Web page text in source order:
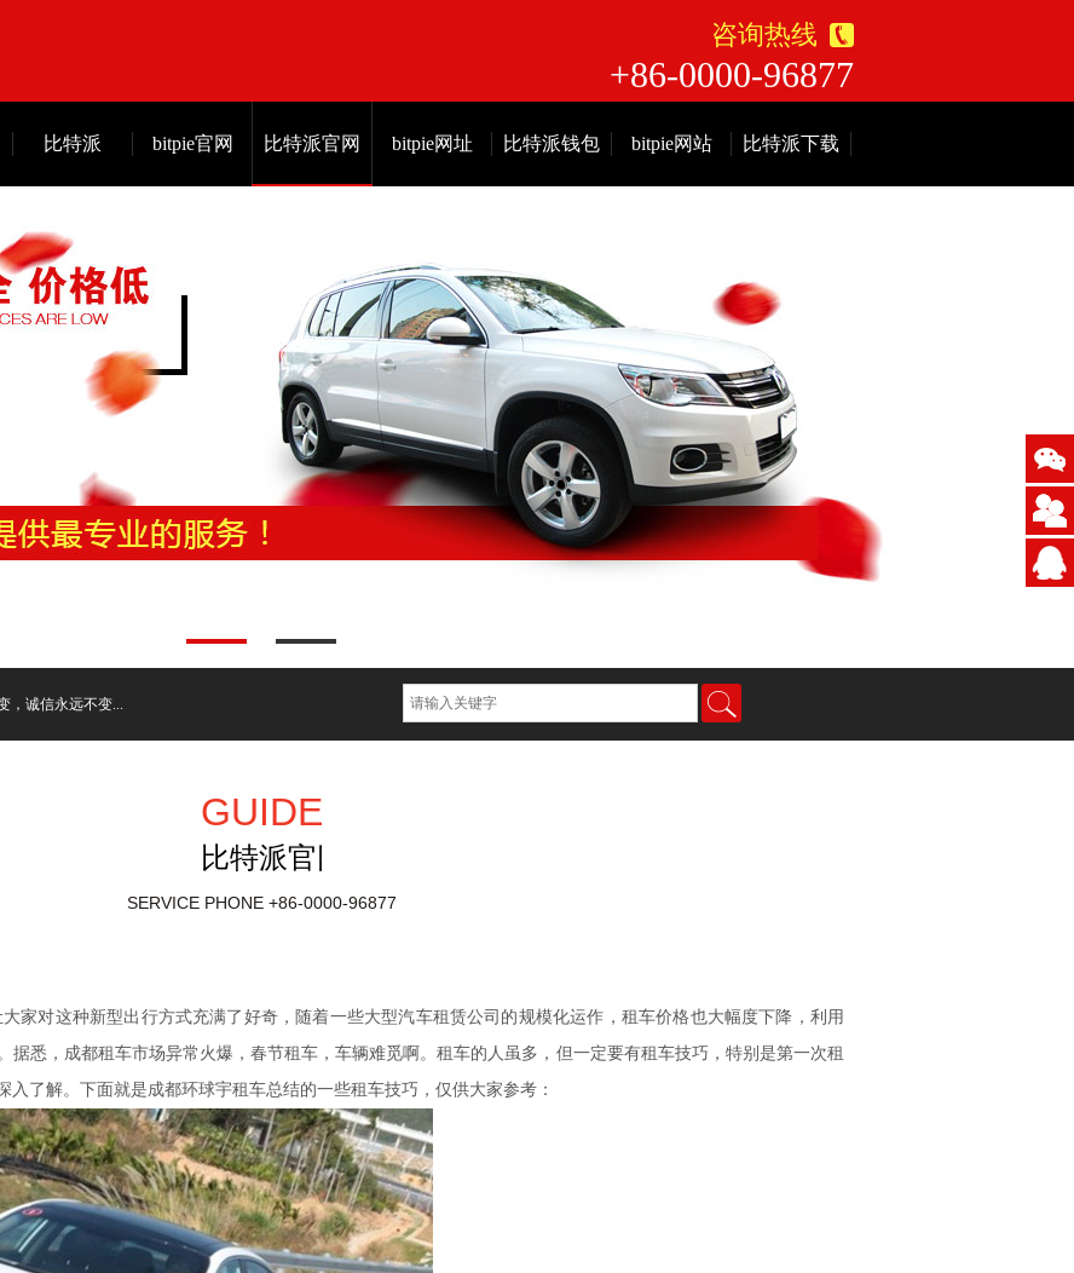
咨询热线
+86-0000-96877
比特派 bitpie官网 比特派官网 bitpie网址 比特派钱包 bitpie网站 比特派下载
诚信永远不变...
GUIDE
比特派官网
SERVICE PHONE +86-0000-96877
家对这种新型出行方式充满了好奇，随着一些大型汽车租赁公司的规模化运作，租车价格也大幅度下降，利用
据悉，成都租车市场异常火爆，春节租车，车辆难觅啊。租车的人虽多，但一定要有租车技巧，特别是第一次租
了解。下面就是成都环球宇租车总结的一些租车技巧，仅供大家参考：